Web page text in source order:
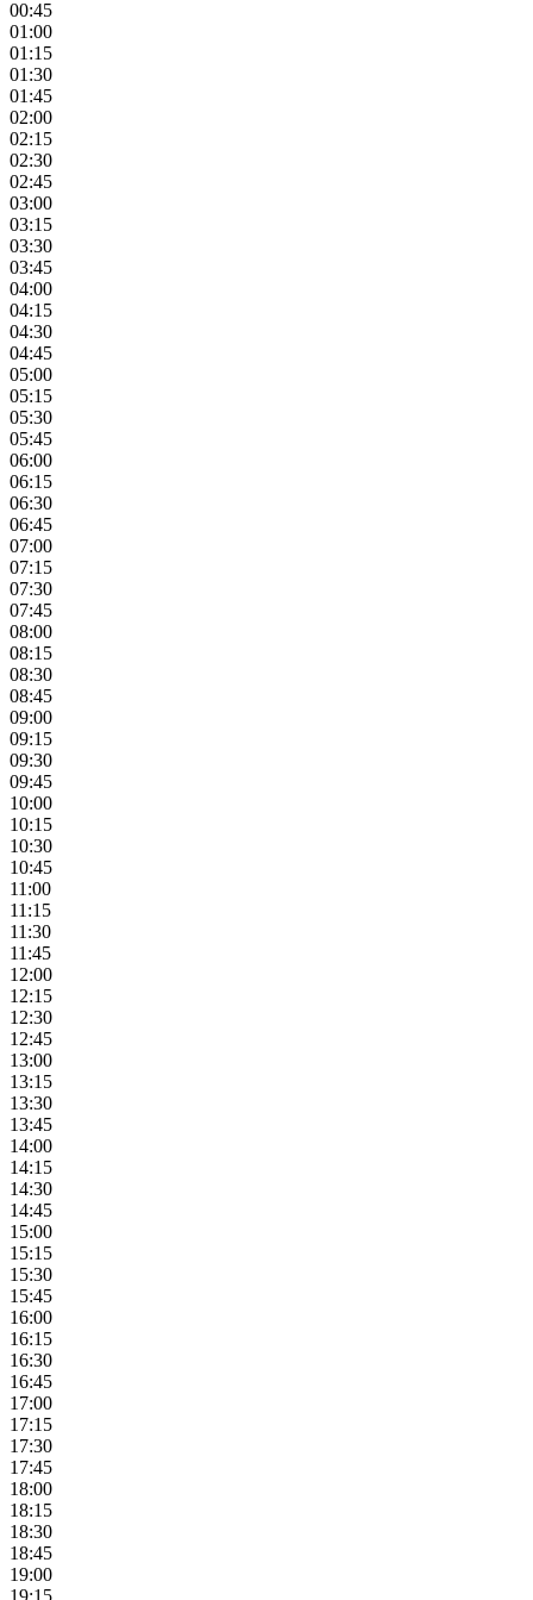
00:45
01:00
01:15
01:30
01:45
02:00
02:15
02:30
02:45
03:00
03:15
03:30
03:45
04:00
04:15
04:30
04:45
05:00
05:15
05:30
05:45
06:00
06:15
06:30
06:45
07:00
07:15
07:30
07:45
08:00
08:15
08:30
08:45
09:00
09:15
09:30
09:45
10:00
10:15
10:30
10:45
11:00
11:15
11:30
11:45
12:00
12:15
12:30
12:45
13:00
13:15
13:30
13:45
14:00
14:15
14:30
14:45
15:00
15:15
15:30
15:45
16:00
16:15
16:30
16:45
17:00
17:15
17:30
17:45
18:00
18:15
18:30
18:45
19:00